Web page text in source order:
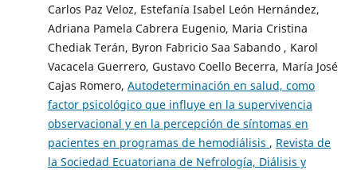
Carlos Paz Veloz, Estefanía Isabel León Hernández,
Adriana Pamela Cabrera Eugenio, Maria Cristina
Chediak Terán, Byron Fabricio Saa Sabando , Karol
Vacacela Guerrero, Gustavo Coello Becerra, María José
Cajas Romero, Autodeterminación en salud, como
factor psicológico que influye en la supervivencia
observacional y en la percepción de síntomas en
pacientes en programas de hemodiálisis , Revista de
la Sociedad Ecuatoriana de Nefrología, Diálisis y